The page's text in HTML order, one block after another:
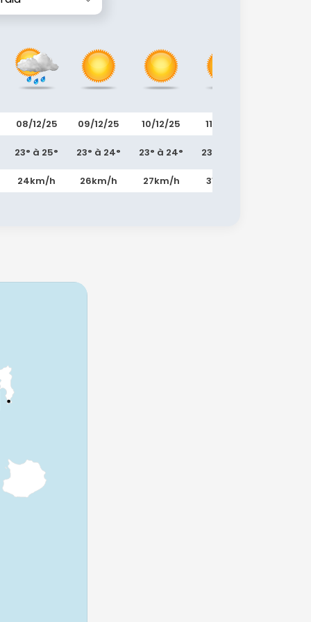
08/12/25
23° à 25°
24km/h
09/12/25
23° à 24°
26km/h
10/12/25
23° à 24°
27km/h
11/12/25
23° à 24°
31km/h